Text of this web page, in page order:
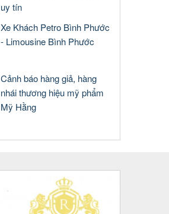
uy tín
Xe Khách Petro Bình Phước
- Limousine Bình Phước
Cảnh báo hàng giả, hàng
nhái thương hiệu mỹ phẩm
Mỹ Hằng